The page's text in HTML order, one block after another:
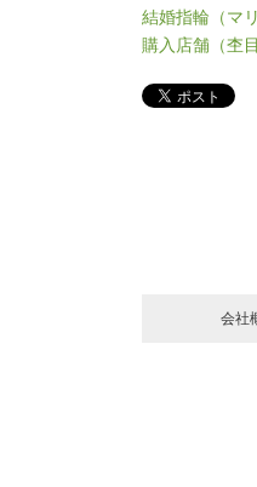
結婚指輪（マ
購入店舗（杢
会社